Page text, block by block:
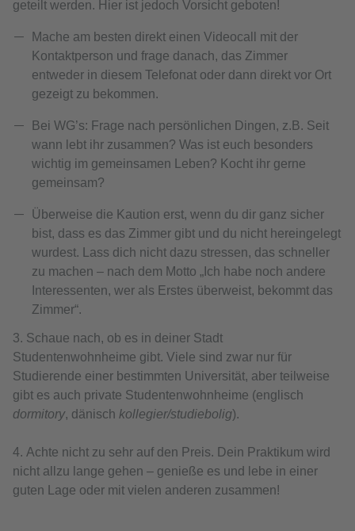
geteilt werden. Hier ist jedoch Vorsicht geboten!
Mache am besten direkt einen Videocall mit der
Kontaktperson und frage danach, das Zimmer
entweder in diesem Telefonat oder dann direkt vor Ort
gezeigt zu bekommen.
Bei WG’s: Frage nach persönlichen Dingen, z.B. Seit
wann lebt ihr zusammen? Was ist euch besonders
wichtig im gemeinsamen Leben? Kocht ihr gerne
gemeinsam?
Überweise die Kaution erst, wenn du dir ganz sicher
bist, dass es das Zimmer gibt und du nicht hereingelegt
wurdest. Lass dich nicht dazu stressen, das schneller
zu machen – nach dem Motto „Ich habe noch andere
Interessenten, wer als Erstes überweist, bekommt das
Zimmer“.
3. Schaue nach, ob es in deiner Stadt
Studentenwohnheime gibt. Viele sind zwar nur für
Studierende einer bestimmten Universität, aber teilweise
gibt es auch private Studentenwohnheime (englisch
dormitory, dänisch kollegier/studiebolig).
4. Achte nicht zu sehr auf den Preis. Dein Praktikum wird
nicht allzu lange gehen – genieße es und lebe in einer
guten Lage oder mit vielen anderen zusammen!